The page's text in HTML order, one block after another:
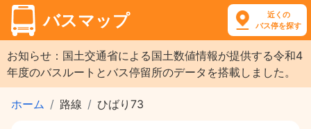
バスマップ
近くの
バス停を探す
お知らせ：国土交通省による国土数値情報が提供する令和4
年度のバスルートとバス停留所のデータを搭載しました。
ホーム 路線 ひばり73